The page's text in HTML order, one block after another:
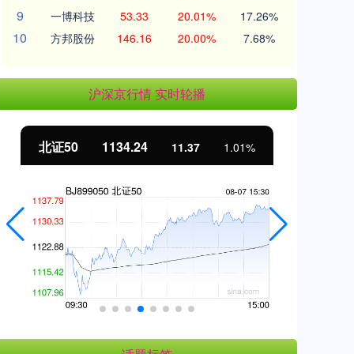
9 一博科技 53.33 20.01% 17.26%
10 方邦股份 146.16 20.00% 7.68%
沪深京行情 实时轮播
北证50 1134.24 11.37 1.01%